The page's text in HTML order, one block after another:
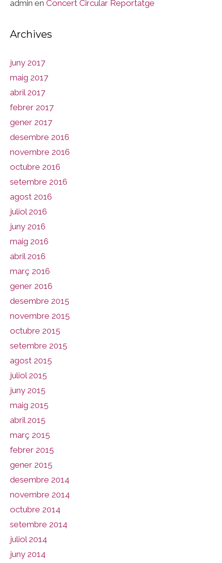
admin en Concert Circular Reportatge
Archives
juny 2017
maig 2017
abril 2017
febrer 2017
gener 2017
desembre 2016
novembre 2016
octubre 2016
setembre 2016
agost 2016
juliol 2016
juny 2016
maig 2016
abril 2016
març 2016
gener 2016
desembre 2015
novembre 2015
octubre 2015
setembre 2015
agost 2015
juliol 2015
juny 2015
maig 2015
abril 2015
març 2015
febrer 2015
gener 2015
desembre 2014
novembre 2014
octubre 2014
setembre 2014
juliol 2014
juny 2014